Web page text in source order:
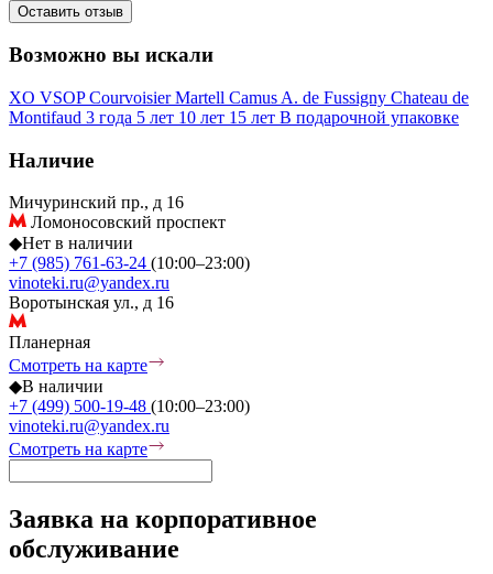
Оставить отзыв
Возможно вы искали
XO VSOPCourvoisierMartell Camus A. de Fussigny Chateau de
Montifaud 3 года 5 лет 10 лет 15 лет В подарочной упаковке
Наличие
Мичуринский пр., д 16
Ломоносовский проспект
◆Нет в наличии
+7 (985) 761-63-24 (10:00–23:00)
vinoteki.ru@yandex.ru
Воротынская ул., д 16
Планерная
Смотреть на карте
◆В наличии
+7 (499) 500-19-48 (10:00–23:00)
vinoteki.ru@yandex.ru
Смотреть на карте
Заявка на корпоративное
обслуживание